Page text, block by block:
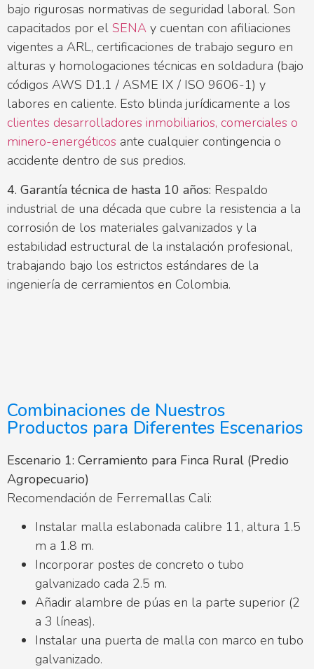
bajo rigurosas normativas de seguridad laboral. Son
capacitados por el SENA y cuentan con afiliaciones
vigentes a ARL, certificaciones de trabajo seguro en
alturas y homologaciones técnicas en soldadura (bajo
códigos AWS D1.1 / ASME IX / ISO 9606-1) y
labores en caliente. Esto blinda jurídicamente a los
clientes desarrolladores inmobiliarios, comerciales o
minero-energéticos ante cualquier contingencia o
accidente dentro de sus predios.
4. Garantía técnica de hasta 10 años: Respaldo
industrial de una década que cubre la resistencia a la
corrosión de los materiales galvanizados y la
estabilidad estructural de la instalación profesional,
trabajando bajo los estrictos estándares de la
ingeniería de cerramientos en Colombia.
Combinaciones de Nuestros
Productos para Diferentes Escenarios
Escenario 1: Cerramiento para Finca Rural (Predio
Agropecuario)
Recomendación de Ferremallas Cali:
Instalar malla eslabonada calibre 11, altura 1.5
m a 1.8 m.
Incorporar postes de concreto o tubo
galvanizado cada 2.5 m.
Añadir alambre de púas en la parte superior (2
a 3 líneas).
Instalar una puerta de malla con marco en tubo
galvanizado.